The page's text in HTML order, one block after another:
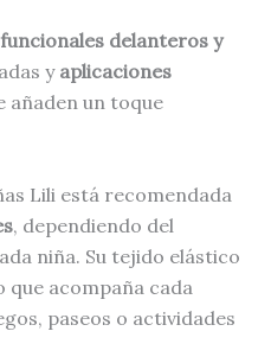
delanteros y
y aplicaciones
añaden un toque
Lili está recomendada
, dependiendo del
niña. Su tejido elástico
acompaña cada
paseos o actividades